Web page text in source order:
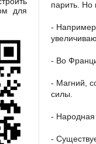
парить. Но
-
- Во
- Магний,
силы.
- Народная
-
для